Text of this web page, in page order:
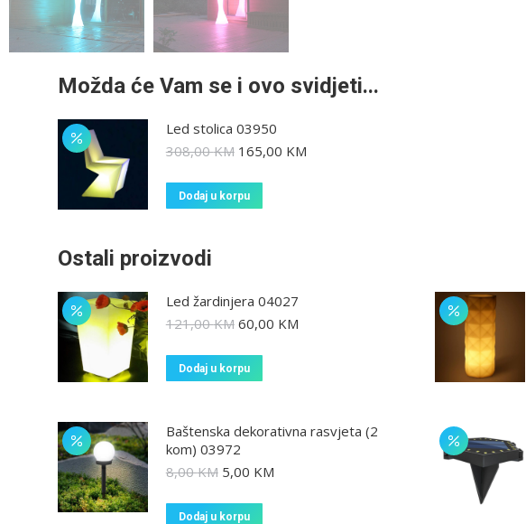
Možda će Vam se i ovo svidjeti...
Led stolica 03950
308,00KM 165,00 KM
Dodaj u korpu
Ostali proizvodi
Led žardinjera 04027
121,00KM 60,00 KM
Dodaj u korpu
Baštenska dekorativna rasvjeta (2
kom) 03972
8,00KM 5,00 KM
Dodaj u korpu